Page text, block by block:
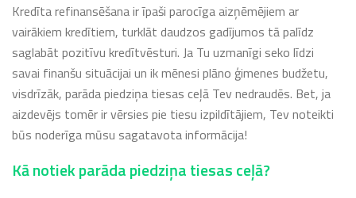
Kredīta refinansēšana ir īpaši parocīga aizņēmējiem ar
vairākiem kredītiem, turklāt daudzos gadījumos tā palīdz
saglabāt pozitīvu kredītvēsturi. Ja Tu uzmanīgi seko līdzi
savai finanšu situācijai un ik mēnesi plāno ģimenes budžetu,
visdrīzāk, parāda piedziņa tiesas ceļā Tev nedraudēs. Bet, ja
aizdevējs tomēr ir vērsies pie tiesu izpildītājiem, Tev noteikti
būs noderīga mūsu sagatavota informācija!
Kā notiek parāda piedziņa tiesas ceļā?